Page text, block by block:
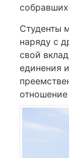
Студенты
наряду с
свой
единения